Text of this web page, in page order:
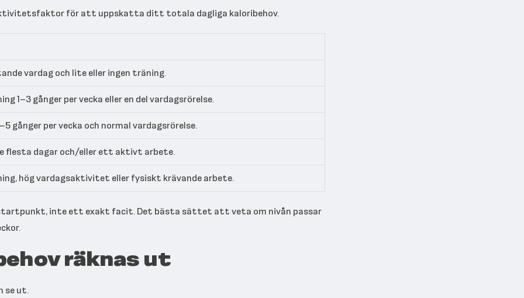
för att uppskatta ditt totala dagliga kaloribehov.
vardag och lite eller ingen träning.
1–3 gånger per vecka eller en del vardagsrörelse.
gånger per vecka och normal vardagsrörelse.
flesta dagar och/eller ett aktivt arbete.
hög vardagsaktivitet eller fysiskt krävande arbete.
inte ett exakt facit. Det bästa sättet att veta om nivån passar
räknas ut
se ut.